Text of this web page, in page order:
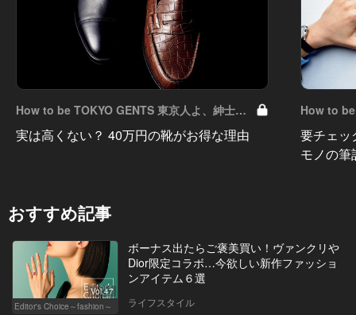
How to be TOKYO GENTS 東京人よ、紳士た
れ！ Vol.23
実は高くない？ 40万円の靴がお得な理由
How to be
れ！
要チェッ
モノの筆
おすすめ記事
Vol.47
Editor's Choice～fashion～
ボーナス出たらご褒美買い！ヴァンクリや
Dior限定コラボ…今欲しい新作ファッショ
ンアイテム６選
ライフスタイル